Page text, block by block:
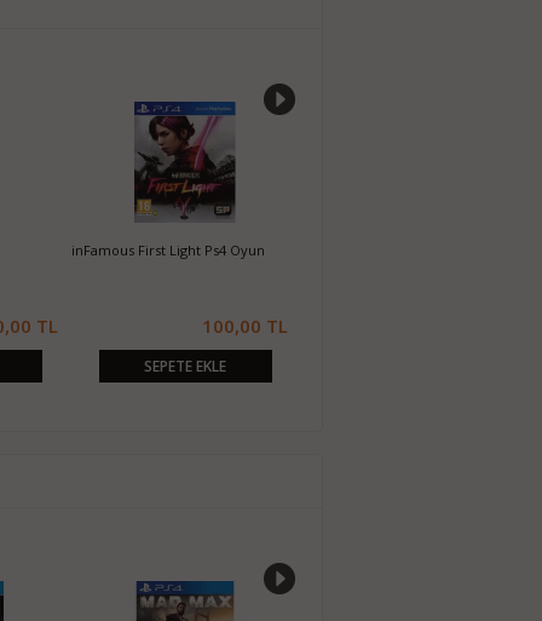
inFamous First Light Ps4 Oyun
100,00 TL
SEPETE EKLE
Life is Strange Ps4 Oyun